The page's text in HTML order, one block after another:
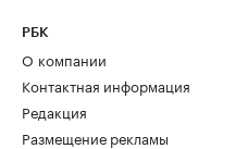
РБК
О компании
Контактная информация
Редакция
Размещение рекламы